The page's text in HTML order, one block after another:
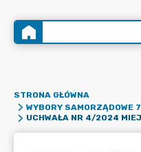
STRONA GŁÓWNA
WYBORY SAMORZĄDOWE